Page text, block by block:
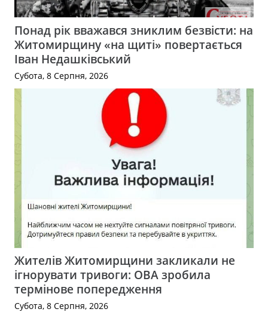
Понад рік вважався зниклим безвісти: на
Житомирщину «на щиті» повертається
Іван Недашківський
Субота, 8 Серпня, 2026
Жителів Житомирщини закликали не
ігнорувати тривоги: ОВА зробила
термінове попередження
Субота, 8 Серпня, 2026